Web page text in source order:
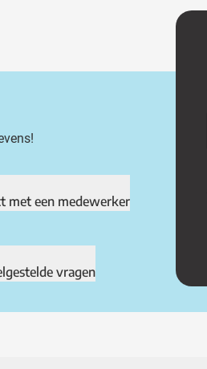
met een medewerker
vragen